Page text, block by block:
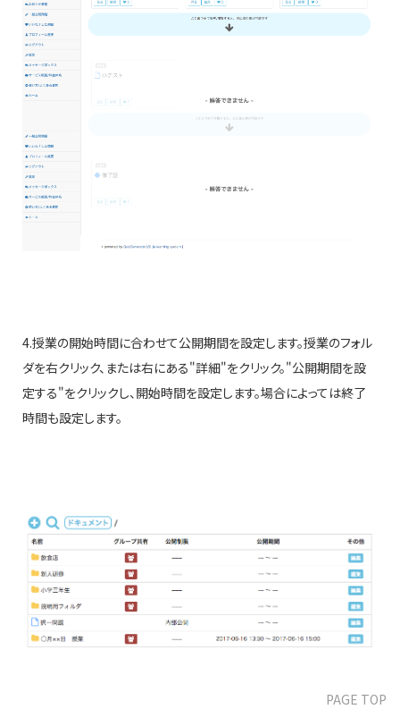
4.授業の開始時間に合わせて公開期間を設定します。授業のフォル
ダを右クリック、または右にある"詳細"をクリック。"公開期間を設
定する"をクリックし、開始時間を設定します。場合によっては終了
時間も設定します。
PAGE TOP